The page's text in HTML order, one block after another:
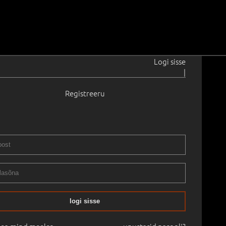
Logi sisse
|
Registreeru
logi sisse
cmSaadavus:Ei ole saadavalRaamita
-13.12.2025